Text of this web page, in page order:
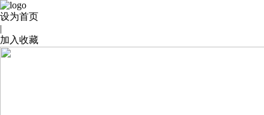
设为首页
|
加入收藏